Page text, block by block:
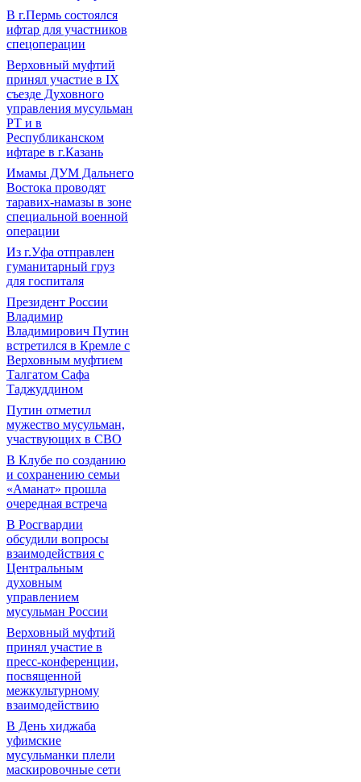
В г.Пермь состоялся
ифтар для участников
спецоперации
Верховный муфтий
принял участие в IХ
съезде Духовного
управления мусульман
РТ и в
Республиканском
ифтаре в г.Казань
Имамы ДУМ Дальнего
Востока проводят
таравих-намазы в зоне
специальной военной
операции
Из г.Уфа отправлен
гуманитарный груз
для госпиталя
Президент России
Владимир
Владимирович Путин
встретился в Кремле с
Верховным муфтием
Талгатом Сафа
Таджуддином
Путин отметил
мужество мусульман,
участвующих в СВО
В Клубе по созданию
и сохранению семьи
«Аманат» прошла
очередная встреча
В Росгвардии
обсудили вопросы
взаимодействия с
Центральным
духовным
управлением
мусульман России
Верховный муфтий
принял участие в
пресс-конференции,
посвященной
межкультурному
взаимодействию
В День хиджаба
уфимские
мусульманки плели
маскировочные сети